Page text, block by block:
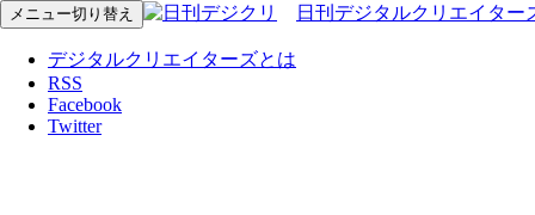
メニュー切り替え 日刊デジタルクリエイター
デジタルクリエイターズとは
RSS
Facebook
Twitter